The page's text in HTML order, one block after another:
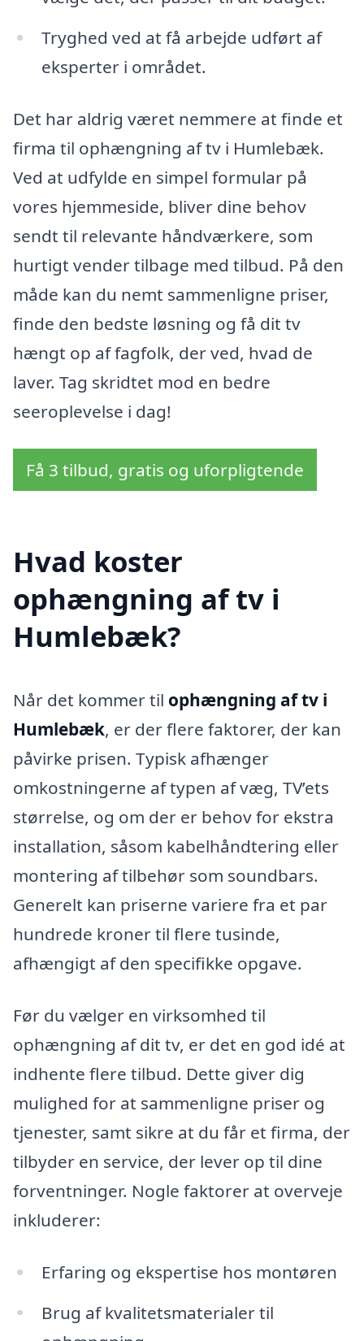
Tryghed ved at få arbejde udført af
eksperter i området.
Det har aldrig været nemmere at finde et
firma til ophængning af tv i Humlebæk.
Ved at udfylde en simpel formular på
vores hjemmeside, bliver dine behov
sendt til relevante håndværkere, som
hurtigt vender tilbage med tilbud. På den
måde kan du nemt sammenligne priser,
finde den bedste løsning og få dit tv
hængt op af fagfolk, der ved, hvad de
laver. Tag skridtet mod en bedre
seeroplevelse i dag!
Få 3 tilbud, gratis og uforpligtende
Hvad koster
ophængning af tv i
Humlebæk?
Når det kommer til ophængning af tv i
Humlebæk, er der flere faktorer, der kan
påvirke prisen. Typisk afhænger
omkostningerne af typen af væg, TV’ets
størrelse, og om der er behov for ekstra
installation, såsom kabelhåndtering eller
montering af tilbehør som soundbars.
Generelt kan priserne variere fra et par
hundrede kroner til flere tusinde,
afhængigt af den specifikke opgave.
Før du vælger en virksomhed til
ophængning af dit tv, er det en god idé at
indhente flere tilbud. Dette giver dig
mulighed for at sammenligne priser og
tjenester, samt sikre at du får et firma, der
tilbyder en service, der lever op til dine
forventninger. Nogle faktorer at overveje
inkluderer:
Erfaring og ekspertise hos montøren
Brug af kvalitetsmaterialer til